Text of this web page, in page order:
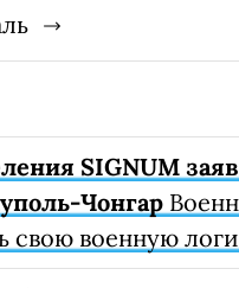
SIGNUM
Чонгар
свою военную